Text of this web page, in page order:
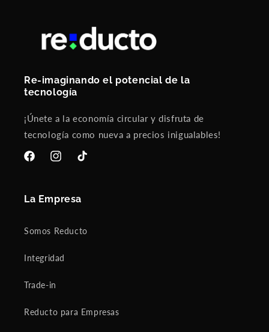
Re-imaginando el potencial de la
tecnología
¡Únete a la economía circular y disfruta de
tecnología como nueva a precios inigualables!
FacebookInstagramTikTok
La Empresa
Somos Reducto
Integridad
Trade-in
Reducto para Empresas